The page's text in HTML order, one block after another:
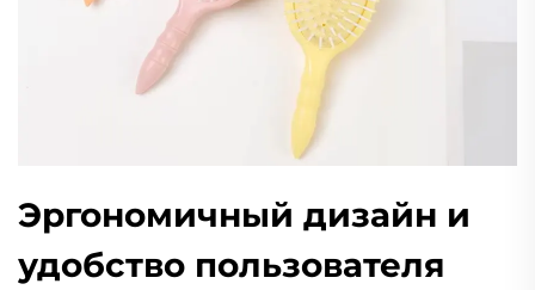
Эргономичный дизайн и
удобство пользователя